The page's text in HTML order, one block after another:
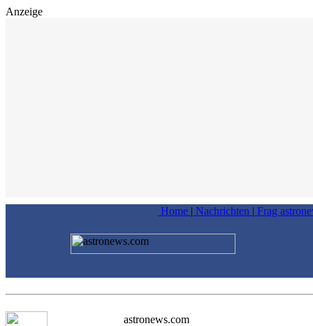
Anzeige
Home | Nachrichten | Frag
astronews.com